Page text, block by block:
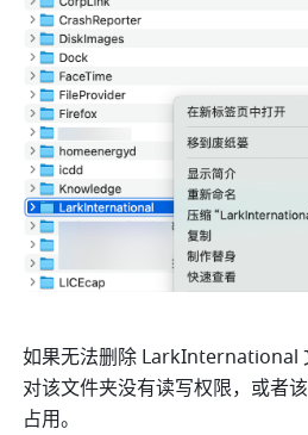
如果无法删除 LarkInternational
对该文件夹没有读写权限，或者
占用。